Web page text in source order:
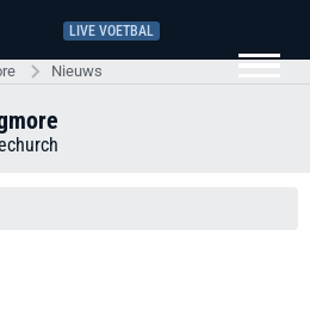
LIVE VOETBAL
Nieuws